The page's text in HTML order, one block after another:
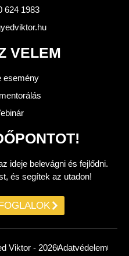
624 1983
VELEM
esemény
ideje belevágni és fejlődni.
és segítek az utadon!
Viktor - 2026Adatvédelem